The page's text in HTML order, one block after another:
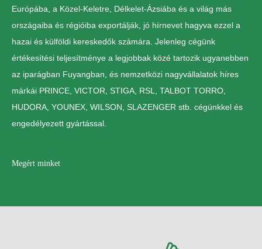
Európába, a Közel-Keletre, Délkelet-Ázsiába és a világ más
országaiba és régióiba exportálják, jó hírnevet hagyva ezzel a
hazai és külföldi kereskedők számára. Jelenleg cégünk
értékesítési teljesítménye a legjobbak közé tartozik ugyanebben
az iparágban Fuyangban, és nemzetközi nagyvállalatok híres
márkái PRINCE, VICTOR, STIGA, RSL, TALBOT TORRO,
HUDORA, YOUNEX, WILSON, SLAZENGER stb. cégünkkel és
engedélyezett gyártással.
Megért minket